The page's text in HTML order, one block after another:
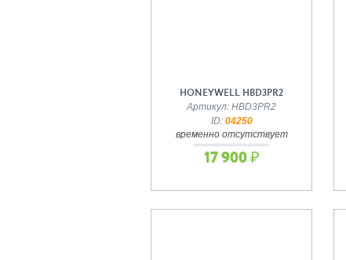
HONEYWELL HBD3PR2
Артикул: HBD3PR2
ID: 04250
временно отсутствует
17 900 ₽